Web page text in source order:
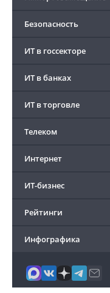
Безопасность
ИТ в госсекторе
ИТ в банках
ИТ в торговле
Телеком
Интернет
ИТ-бизнес
Рейтинги
Инфографика